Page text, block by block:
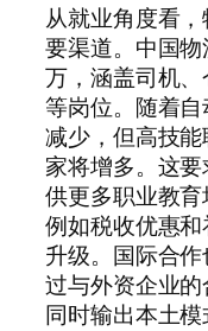
从就业角度看
要渠道。中国
万，涵盖司机
等岗位。随着
减少，但高技
家将增多。这
供更多职业教育
例如税收优惠
升级。国际合
过与外资企业的
同时输出本土模